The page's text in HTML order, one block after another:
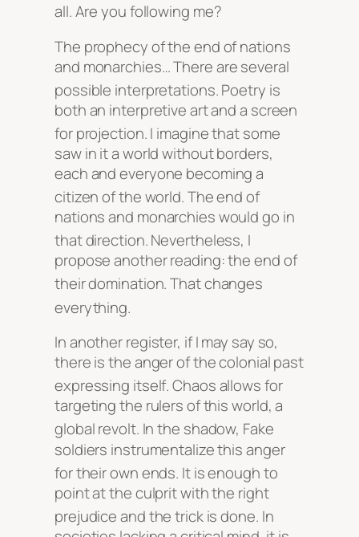
all. Are you following me?
The prophecy of the end of nations
and monarchies… There are several
possible interpretations. Poetry is
both an interpretive art and a screen
for projection. I imagine that some
saw in it a world without borders,
each and everyone becoming a
citizen of the world. The end of
nations and monarchies would go in
that direction. Nevertheless, I
propose another reading: the end of
their domination. That changes
everything.
In another register, if I may say so,
there is the anger of the colonial past
expressing itself. Chaos allows for
targeting the rulers of this world, a
global revolt. In the shadow, Fake
soldiers instrumentalize this anger
for their own ends. It is enough to
point at the culprit with the right
prejudice and the trick is done. In